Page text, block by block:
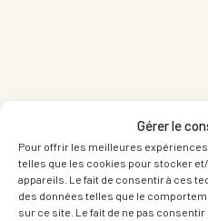
Gérer le
Pour offrir les meilleures
telles que les cookies pour stocker
appareils. Le fait de consentir à ces
des données telles que le
sur ce site. Le fait de ne pas